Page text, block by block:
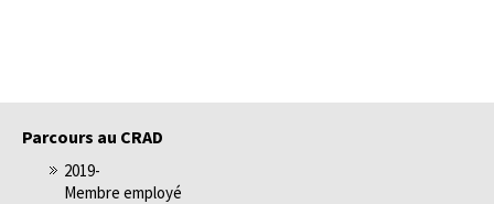
Parcours au CRAD
2019-
Membre employé